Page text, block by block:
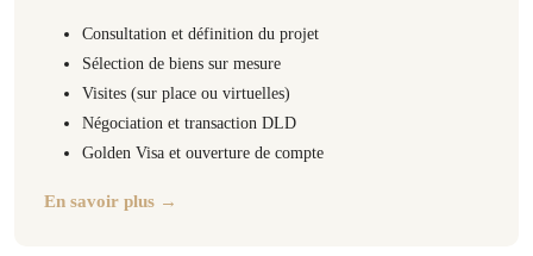
Consultation et définition du projet
Sélection de biens sur mesure
Visites (sur place ou virtuelles)
Négociation et transaction DLD
Golden Visa et ouverture de compte
En savoir plus →